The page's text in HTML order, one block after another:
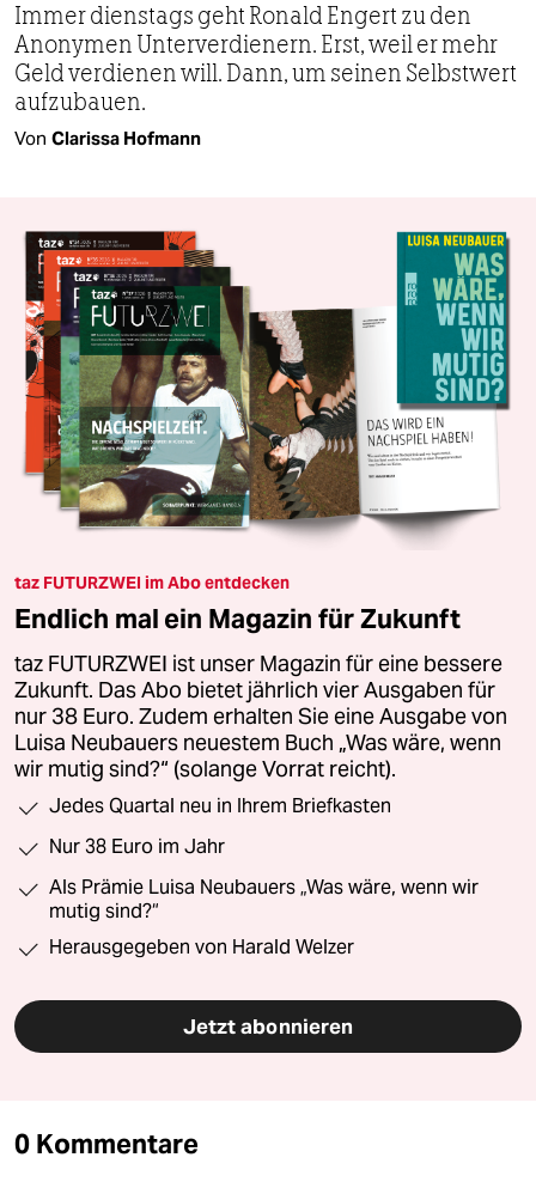
Immer dienstags geht Ronald Engert zu den
Anonymen Unterverdienern. Erst, weil er mehr
Geld verdienen will. Dann, um seinen Selbstwert
aufzubauen.
Von Clarissa Hofmann
taz FUTURZWEI im Abo entdecken
Endlich mal ein Magazin für Zukunft
taz FUTURZWEI ist unser Magazin für eine bessere
Zukunft. Das Abo bietet jährlich vier Ausgaben für
nur 38 Euro. Zudem erhalten Sie eine Ausgabe von
Luisa Neubauers neuestem Buch „Was wäre, wenn
wir mutig sind?“ (solange Vorrat reicht).
Jedes Quartal neu in Ihrem Briefkasten
Nur 38 Euro im Jahr
Als Prämie Luisa Neubauers „Was wäre, wenn wir
mutig sind?“
Herausgegeben von Harald Welzer
Jetzt abonnieren
0 Kommentare